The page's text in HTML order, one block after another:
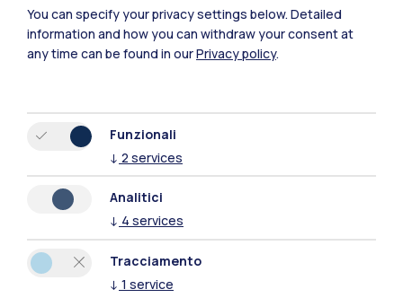
Lecco
Mantova
Xi'an
Naviga il sito
Contattaci
You can specify your privacy settings below. Detailed
information and how you can withdraw your consent at
any time can be found in ourPrivacy policy.
Funzionali
↓ 2 services
Analitici
↓ 4 services
Tracciamento
↓ 1 service